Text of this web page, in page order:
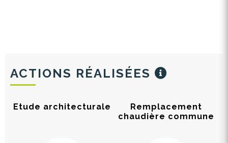
ACTIONS RÉALISÉES
Etude architecturale
Remplacement
chaudière commune